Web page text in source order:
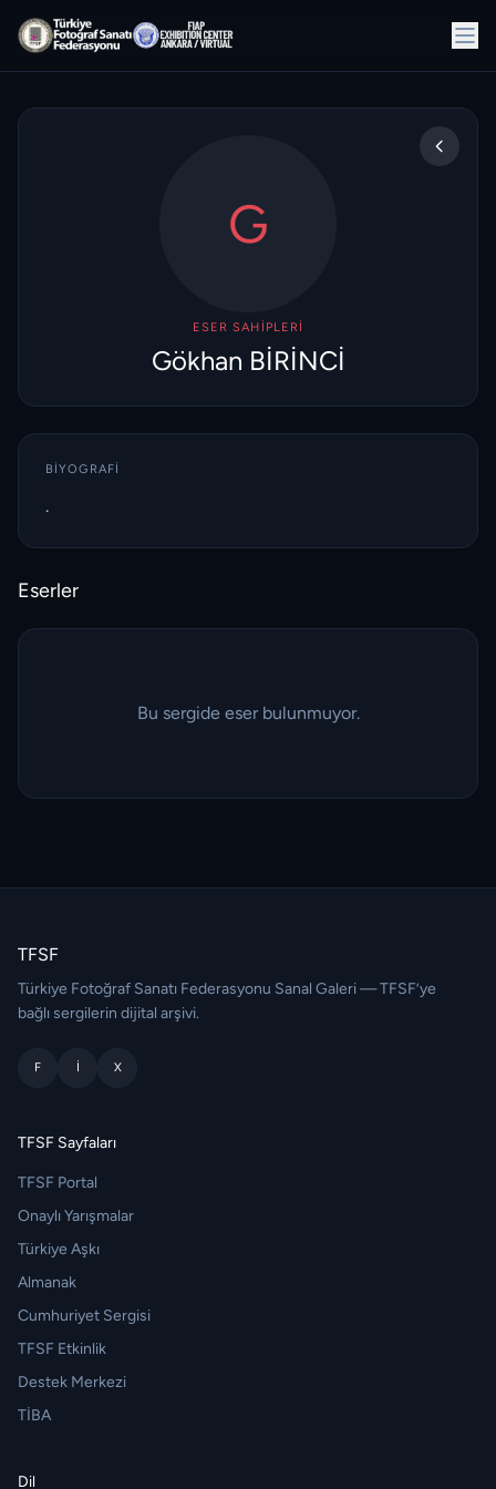
G
ESER SAHIPLERI
Gökhan BİRİNCİ
BIYOGRAFI
.
Eserler
Bu sergide eser bulunmuyor.
TFSF
Türkiye Fotoğraf Sanatı Federasyonu Sanal Galeri — TFSF’ye
bağlı sergilerin dijital arşivi.
F I X
TFSF Sayfaları
TFSF Portal
Onaylı Yarışmalar
Türkiye Aşkı
Almanak
Cumhuriyet Sergisi
TFSF Etkinlik
Destek Merkezi
TİBA
Dil